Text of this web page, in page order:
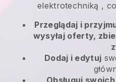
elektrotechniką ,
Przeglądaj i
wysyłaj oferty,
Dodaj i edytuj